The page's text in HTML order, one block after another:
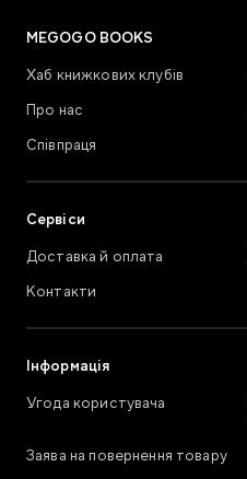
MEGOGO BOOKS
Хаб книжкових клубів
Про нас
Співпраця
Сервіси
Доставка й оплата
Контакти
Інформація
Угода користувача
Заява на повернення товару